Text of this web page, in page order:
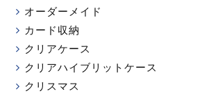
オーダーメイド
カード収納
クリアケース
クリアハイブリットケース
クリスマス